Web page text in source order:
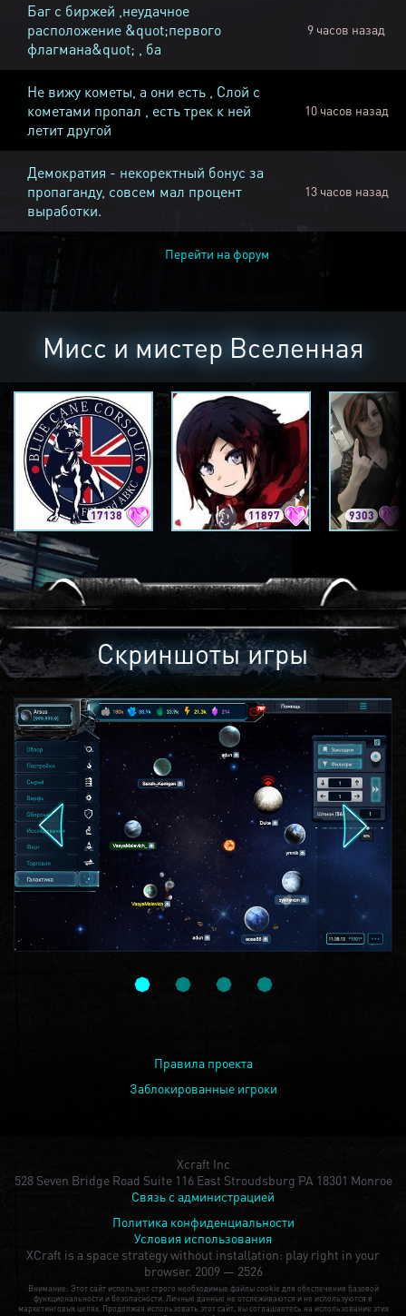
Баг с биржей ,неудачное
расположение &quot;первого
флагмана&quot; , ба
9 часов назад
Не вижу кометы, а они есть , Слой с
кометами пропал , есть трек к ней
летит другой
10 часов назад
Демократия - некоректный бонус за
пропаганду, совсем мал процент
выработки.
13 часов назад
Перейти на форум
Мисс и мистер Вселенная
17138 11897 9303
Скриншоты игры
Правила проекта
Заблокированные игроки
Xcraft Inc
528 Seven Bridge Road Suite 116 East Stroudsburg PA 18301 Monroe
Связь с администрацией
Политика конфиденциальности
Условия использования
XCraft is a space strategy without installation: play right in your
browser. 2009 — 2526
Внимание: Этот сайт использует строго необходимые файлы cookie для обеспечения базовой
функциональности и безопасности. Личные данные не отслеживаются и не используются в
маркетинговых целях. Продолжая использовать этот сайт, вы соглашаетесь на использование этих